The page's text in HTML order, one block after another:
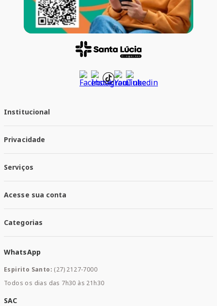
Institucional
Trabalhe conosco
Responsabilidade Social
Nossas Lojas
Privacidade
Política de Entrega
Trocas e Devoluções
Serviços
Santa Mais Exames
Santa Mais Serviços
Santa Mais Convenios
Acesse sua conta
Meus Pedidos
Categorias
Saúde e Bem-estar
Mamães e Bebê
Dermocosméticos
WhatsApp
Espirito Santo: (27) 2127-7000
Todos os dias das 7h30 às 21h30
SAC